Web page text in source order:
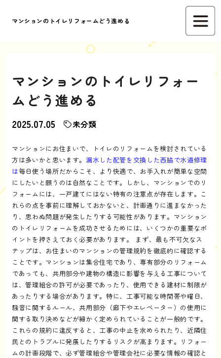
マンションのトイレリフォームどう進める
マンションのトイレリフォー
ムどう進める
2025.07.05 未分類
マンションにお住まいで、トイレのリフォームを検討されている
方は多いかと思います。漏水した配管を交換した西脇で水道修理
は毎日使う場所だからこそ、より快適で、お手入れが簡単な空間
にしたいと願うのは自然なことです。しかし、マンションでのリ
フォームには、一戸建てにはない特有の注意点が存在します。こ
れらの点を事前に理解しておかないと、計画通りに進まなかった
り、思わぬ問題が発生したりする可能性があります。マンション
のトイレリフォームを成功させるためには、いくつかの重要なポ
イントを押さえておく必要があります。 まず、最も不可欠なス
テップは、お住まいのマンションの管理規約を徹底的に確認する
ことです。マンションは集合住宅であり、専有部分のリフォーム
であっても、共用部分や建物の構造に影響を与える工事について
は、管理組合の許可が必要であったり、使用できる建材に制限が
あったりする場合があります。特に、工事可能な時間帯や曜日、
騒音に関するルール、共用部分（廊下やエレベーター）の使用に
関する取り決めなどが細かく定められていることが一般的です。
これらの規約に違反すると、工事の中止を求められたり、近隣住
民とのトラブルに発展したりするリスクが高まります。リフォー
ムの計画段階で、必ず管理組合や管理会社に必要な情報の確認と